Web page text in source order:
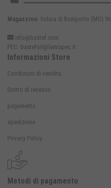
Magazzino: Solara di Bomporto (MO)
info@bastef.com
PEC: bastefsrl@lamiapec.it
Metodi di pagamento
Informazioni Store
Condizioni di vendita
Diritto di recesso
pagamento
spedizione
Privacy Policy